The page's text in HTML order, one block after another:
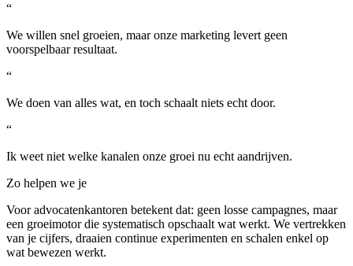
“
We willen snel groeien, maar onze marketing levert geen
voorspelbaar resultaat.
“
We doen van alles wat, en toch schaalt niets echt door.
“
Ik weet niet welke kanalen onze groei nu echt aandrijven.
Zo helpen we je
Voor advocatenkantoren betekent dat: geen losse campagnes, maar
een groeimotor die systematisch opschaalt wat werkt. We vertrekken
van je cijfers, draaien continue experimenten en schalen enkel op
wat bewezen werkt.